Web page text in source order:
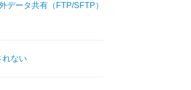
データ共有（FTP/SFTP）
れない